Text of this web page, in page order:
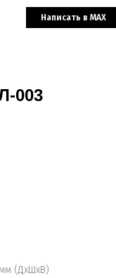
Написать в MAX
003
(ДхШхВ)